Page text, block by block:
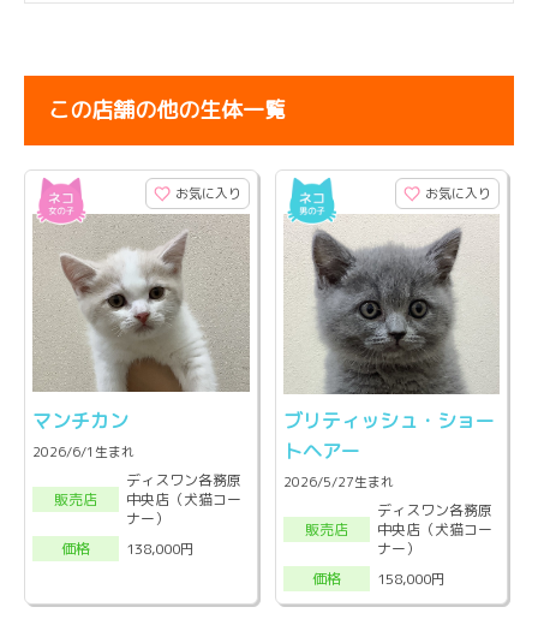
この店舗の他の生体一覧
お気に入り
マンチカン
2026/6/1生まれ
販売店
ディスワン各務原
中央店（犬猫コー
ナー）
価格
138,000円
お気に入り
ブリティッシュ・ショー
トヘアー
2026/5/27生まれ
販売店
ディスワン各務原
中央店（犬猫コー
ナー）
価格
158,000円